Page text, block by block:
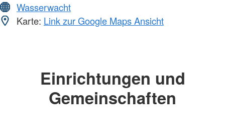
Wasserwacht
Karte: Link zur Google Maps Ansicht
Einrichtungen und
Gemeinschaften